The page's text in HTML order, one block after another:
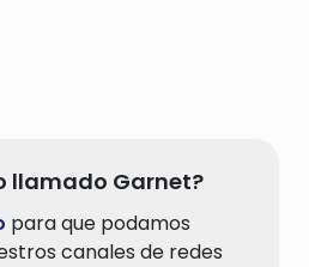
llamado Garnet?
para que podamos
canales de redes